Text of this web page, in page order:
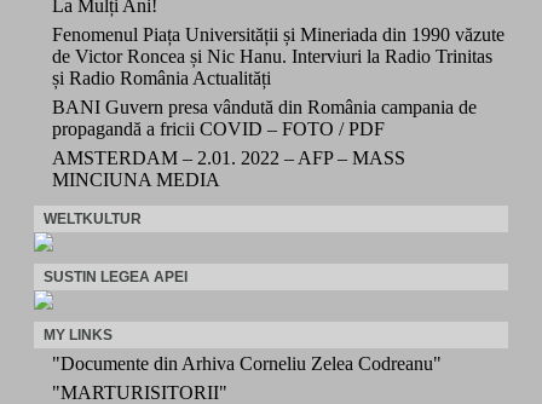
La Mulți Ani!
Fenomenul Piața Universității și Mineriada din 1990 văzute
de Victor Roncea și Nic Hanu. Interviuri la Radio Trinitas
și Radio România Actualități
BANI Guvern presa vândută din România campania de
propagandă a fricii COVID – FOTO / PDF
AMSTERDAM – 2.01. 2022 – AFP – MASS
MINCIUNA MEDIA
WELTKULTUR
SUSTIN LEGEA APEI
MY LINKS
"Documente din Arhiva Corneliu Zelea Codreanu"
"MARTURISITORII"